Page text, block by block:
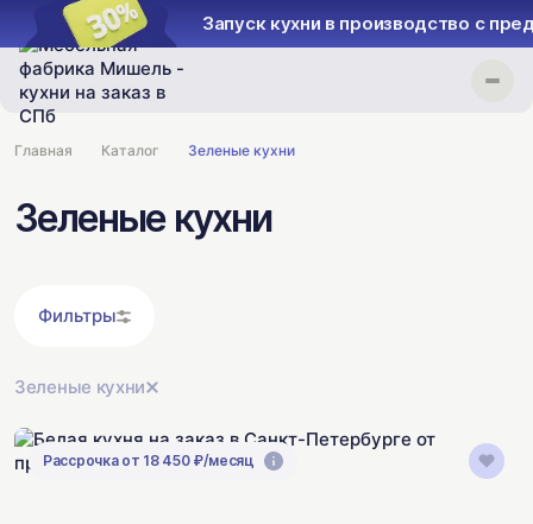
Запуск кухни в производство с предоплатой 30%
Главная Каталог Зеленые кухни
Зеленые кухни
Фильтры
Зеленые кухни
Рассрочка от 18 450 ₽/месяц